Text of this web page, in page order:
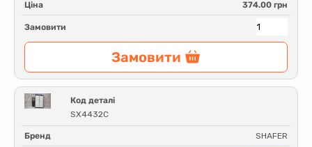
Ціна 374.00 грн
Замовити
Замовити
Код деталі
SX4432C
Бренд SHAFER